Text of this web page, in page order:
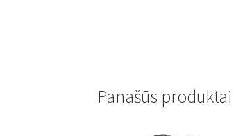
Panašūs produktai